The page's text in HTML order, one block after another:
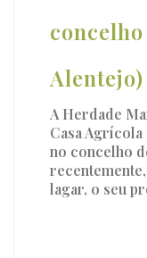
Alentejo)
A Herdade
Casa
no concelho
lagar, o seu